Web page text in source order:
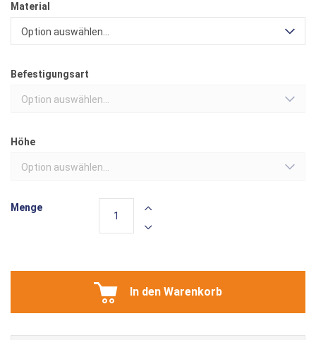
Material
Option auswählen...
Befestigungsart
Option auswählen...
Höhe
Option auswählen...
Menge
In den Warenkorb